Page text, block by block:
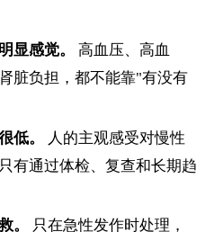
显感觉。
高血压、高血
脏负担，都不能靠"有没有
低。
人的主观感受对慢性
有通过体检、复查和长期趋
。
只在急性发作时处理，